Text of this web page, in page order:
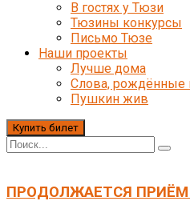
В гостях у Тюзи
Тюзины конкурсы
Письмо Тюзе
Наши проекты
Лучше дома
Слова, рождённые
Пушкин жив
Купить билет
ПРОДОЛЖАЕТСЯ